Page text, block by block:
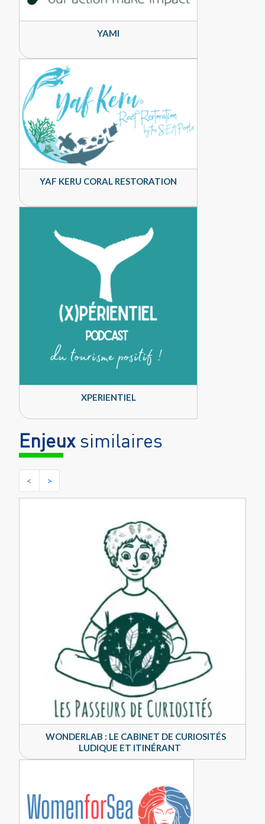
YAMI
YAF KERU CORAL RESTORATION
XPERIENTIEL
Enjeuxsimilaires
< >
WONDERLAB : LE CABINET DE CURIOSITÉS
LUDIQUE ET ITINÉRANT